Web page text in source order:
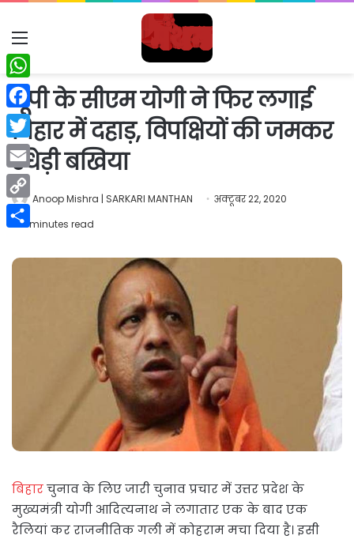
Menu
यूपी के सीएम योगी ने फिर लगाई
बिहार में दहाड़, विपक्षियों की जमकर
उधेड़ी बखिया
Anoop Mishra | SARKARI MANTHAN
अक्टूबर 22, 2020
2 minutes read
बिहारचुनाव के लिए जारी चुनाव प्रचार में उत्तर प्रदेश के
मुख्यमंत्री योगी आदित्यनाथ ने लगातार एक के बाद एक
रैलियां कर राजनीतिक गली में कोहराम मचा दिया है। इसी
WhatsApp
Facebook
Twitter
Email
Copy
Link